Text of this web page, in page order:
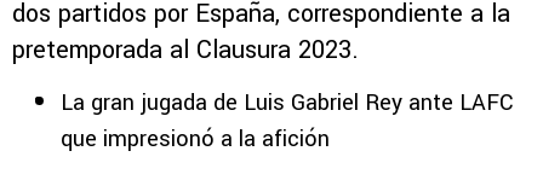
dos partidos por España, correspondiente a la
pretemporada al Clausura 2023.
La gran jugada de Luis Gabriel Rey ante LAFC
que impresionó a la afición